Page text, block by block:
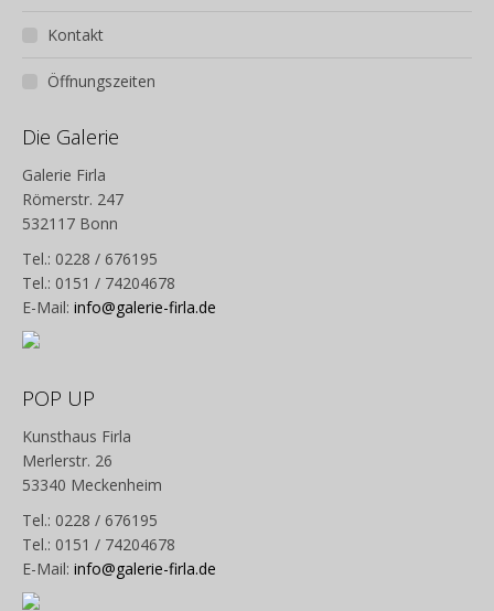
Kontakt
Öffnungszeiten
Die Galerie
Galerie Firla
Römerstr. 247
532117 Bonn
Tel.: 0228 / 676195
Tel.: 0151 / 74204678
E-Mail: info@galerie-firla.de
POP UP
Kunsthaus Firla
Merlerstr. 26
53340 Meckenheim
Tel.: 0228 / 676195
Tel.: 0151 / 74204678
E-Mail: info@galerie-firla.de